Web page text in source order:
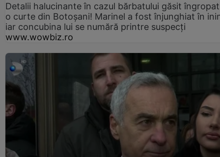
Detalii halucinante în cazul bărbatului găsit
o curte din Botoșani! Marinel a fost înjunghiat în
iar concubina lui se numără printre suspecți
www.wowbiz.ro